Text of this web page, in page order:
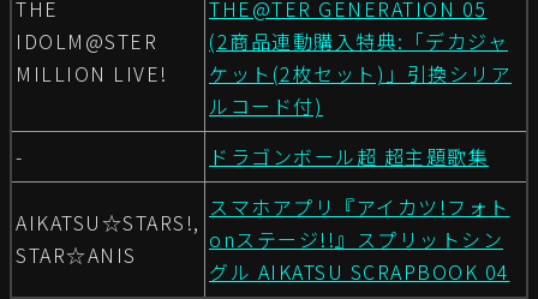
THE
IDOLM@STER
MILLION LIVE!
THE@TER GENERATION 05
(2商品連動購入特典:「デカジャ
ケット(2枚セット)」引換シリア
ルコード付)
-
ドラゴンボール超 超主題歌集
AIKATSU☆STARS!,
STAR☆ANIS
スマホアプリ『アイカツ!フォト
onステージ!!』スプリットシン
グル AIKATSU SCRAPBOOK 04